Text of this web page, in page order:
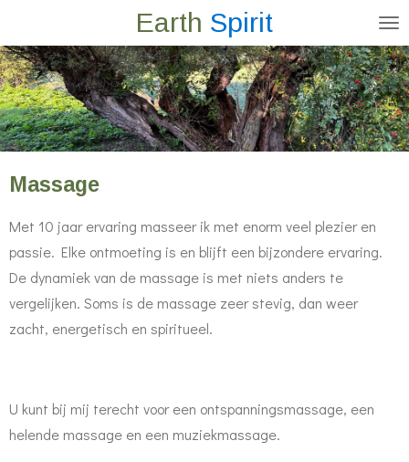
direct
naar
de
hoofdinhoud
Earth Spirit
Massage
Met 10 jaar ervaring masseer ik met enorm veel plezier en
passie. Elke ontmoeting is en blijft een bijzondere ervaring.
De dynamiek van de massage is met niets anders te
vergelijken. Soms is de massage zeer stevig, dan weer
zacht, energetisch en spiritueel.
U kunt bij mij terecht voor een ontspanningsmassage, een
helende massage en een muziekmassage.